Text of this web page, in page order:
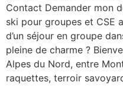
Contact Demander mon
ski pour groupes et CSE
d’un séjour en groupe
pleine de charme ?
Alpes du Nord, entre
raquettes, terroir